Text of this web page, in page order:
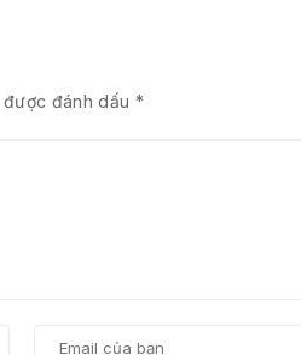
đánh dấu *